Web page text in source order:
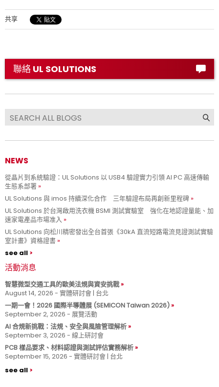
共享
聯絡 UL SOLUTIONS
NEWS
從晶片到系統驗證：UL Solutions 以 USB4 驗證實力引領 AI PC 高速傳輸
生態系部署
UL Solutions 與 imos 持續深化合作 三年驗證布局再創新里程碑
UL Solutions 於台灣啟用洗衣機 BSMI 測試實驗室 強化在地認證量能、加
速家電產品市場准入
UL Solutions 向松川精密發出全台首張《30kA 直流短路電流見證測試實驗
室計畫》資格證書
see all
活動消息
智慧微型交通工具的歐美法規與資安挑戰
August 14, 2026 - 實體研討會 | 台北
一期一會！2026 國際半導體展 (SEMICON Taiwan 2026)
September 2, 2026 - 展覽活動
AI 合規新挑戰：法規、安全與風險管理解析
September 3, 2026 - 線上研討會
PCB 樣品要求、材料認證與測試評估實務解析
September 15, 2026 - 實體研討會 | 台北
see all